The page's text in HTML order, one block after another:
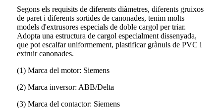
Segons els requisits de diferents diàmetres, diferents gruixos
de paret i diferents sortides de canonades, tenim molts
models d'extrusores especials de doble cargol per triar.
Adopta una estructura de cargol especialment dissenyada,
que pot escalfar uniformement, plastificar grànuls de PVC i
extruir canonades.
(1) Marca del motor: Siemens
(2) Marca inversor: ABB/Delta
(3) Marca del contactor: Siemens